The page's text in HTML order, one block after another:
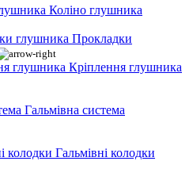
Коліно глушника
Прокладки
Кріплення глушника
Гальмівна система
Гальмівні колодки